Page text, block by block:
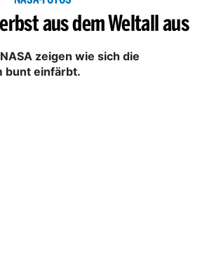
aus dem Weltall aus
zeigen wie sich die
bunt einfärbt.